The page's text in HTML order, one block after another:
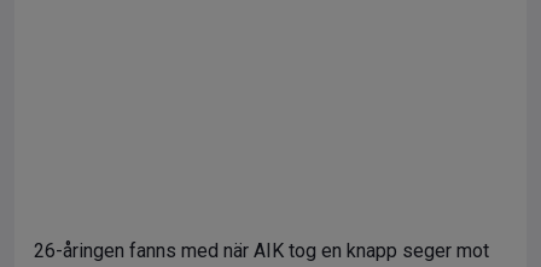
26-åringen fanns med när AIK tog en knapp seger mot